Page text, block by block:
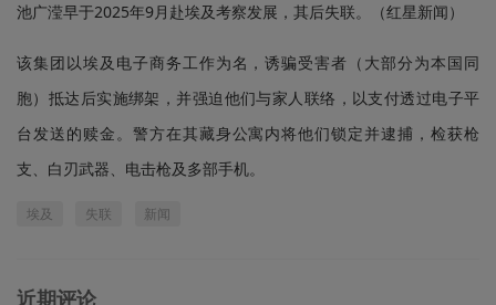
池广滢早于2025年9月赴埃及考察发展，其后失联。（红星新闻）
该集团以埃及电子商务工作为名，诱骗受害者（大部分为本国同
胞）抵达后实施绑架，并强迫他们与家人联络，以支付透过电子平
台发送的赎金。警方在其藏身公寓内将他们锁定并逮捕，检获枪
支、白刃武器、电击枪及多部手机。
埃及 失联 新闻
近期评论